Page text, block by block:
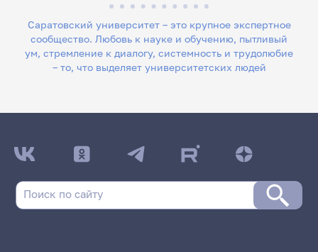
Саратовский университет – это крупное экспертное
сообщество. Любовь к науке и обучению, пытливый
ум, стремление к диалогу, системность и трудолюбие
– то, что выделяет университетских людей